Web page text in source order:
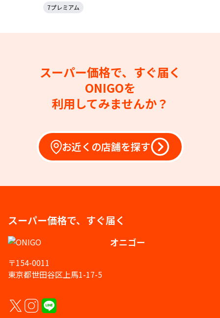
7プレミアム
スーパー価格で、すぐ届く
ONIGOを
利用してみませんか？
お近くの店舗を探す
スーパー価格で、すぐ届く
オニゴー
〒154-0011
東京都世田谷区上馬1-17-5